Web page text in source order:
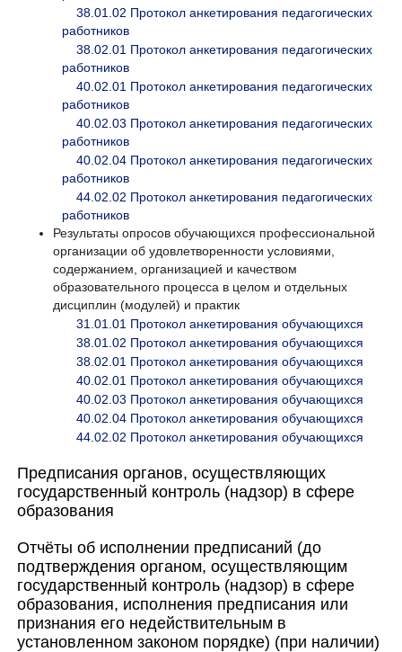
38.01.02 Протокол анкетирования педагогических
работников
38.02.01 Протокол анкетирования педагогических
работников
40.02.01 Протокол анкетирования педагогических
работников
40.02.03 Протокол анкетирования педагогических
работников
40.02.04 Протокол анкетирования педагогических
работников
44.02.02 Протокол анкетирования педагогических
работников
Результаты опросов обучающихся профессиональной
организации об удовлетворенности условиями,
содержанием, организацией и качеством
образовательного процесса в целом и отдельных
дисциплин (модулей) и практик
31.01.01 Протокол анкетирования обучающихся
38.01.02 Протокол анкетирования обучающихся
38.02.01 Протокол анкетирования обучающихся
40.02.01 Протокол анкетирования обучающихся
40.02.03 Протокол анкетирования обучающихся
40.02.04 Протокол анкетирования обучающихся
44.02.02 Протокол анкетирования обучающихся
Предписания органов, осуществляющих
государственный контроль (надзор) в сфере
образования
Отчёты об исполнении предписаний (до
подтверждения органом, осуществляющим
государственный контроль (надзор) в сфере
образования, исполнения предписания или
признания его недействительным в
установленном законом порядке) (при наличии)